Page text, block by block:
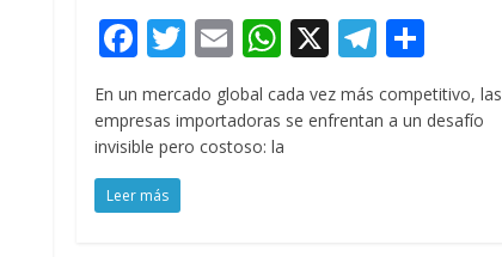
F
e
b
o
o
T
w
itt
er
E
m
ai
l
W
h
at
s
X T
e
o
m
En un mercado global cada vez más competitivo, las
empresas importadoras se enfrentan a un desafío
invisible pero costoso: la
Leer más